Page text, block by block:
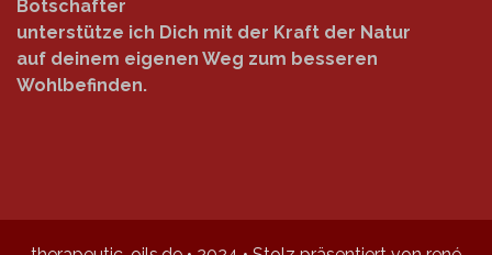
Botschafter
unterstütze ich Dich mit der Kraft der Natur
auf deinem eigenen Weg zum besseren
Wohlbefinden.